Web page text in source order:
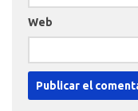
Web